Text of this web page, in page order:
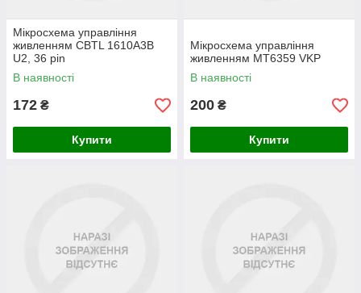
Мікросхема управління
живленням CBTL 1610A3B
U2, 36 pin
В наявності
172 ₴
Купити
Мікросхема управління
живленням MT6359 VKP
В наявності
200 ₴
Купити